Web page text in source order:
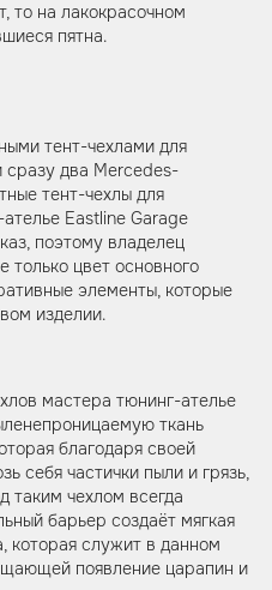
то на лакокрасочном
пятна.
тент-чехлами для
сразу два Mercedes-
тент-чехлы для
Eastline Garage
поэтому владелец
только цвет основного
элементы, которые
изделии.
мастера тюнинг-ателье
ткань
благодаря своей
себя частички пыли и грязь,
таким чехлом всегда
барьер создаёт мягкая
которая служит в данном
появление царапин и